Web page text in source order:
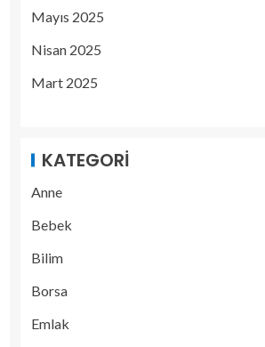
Mayıs 2025
Nisan 2025
Mart 2025
KATEGORI
Anne
Bebek
Bilim
Borsa
Emlak